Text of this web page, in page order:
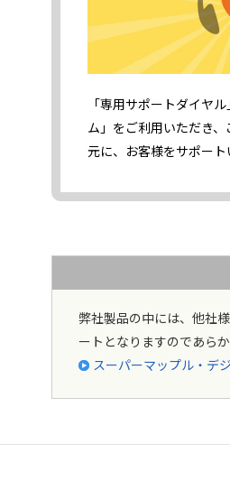
「専用サポートダイヤ
ム」をご利用いただき
元に、お客様をサポー
弊社製品の中には、他社
ートとなりますのであら
スーパーマップル・デ